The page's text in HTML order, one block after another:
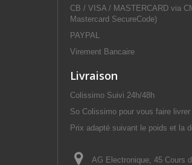
CB / VISA / MASTERCARD via
Mastercard SecureCode)
PAYPAL
Virement Bancaire
Livraison
Colissimo Suivi 24h/48h
So Colissimo pour vous faire
Prix adapté suivant le poids et la
AG Electronique, 45 Cours